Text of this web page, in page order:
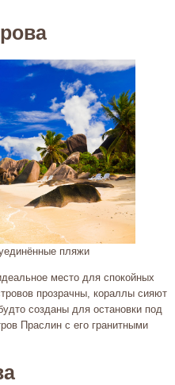
пляжи
место для спокойных
прозрачны, кораллы сияют
созданы для остановки под
Праслин с его гранитными